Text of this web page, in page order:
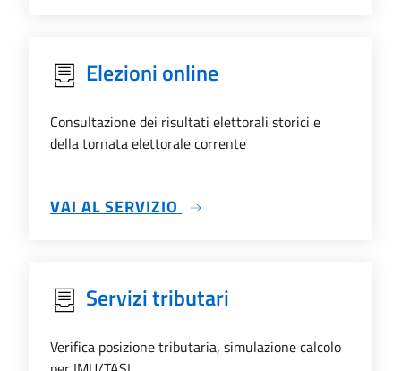
Elezioni online
Consultazione dei risultati elettorali storici e
della tornata elettorale corrente
VAI AL SERVIZIO SU ELEZIONI ONLINE
Servizi tributari
Verifica posizione tributaria, simulazione calcolo